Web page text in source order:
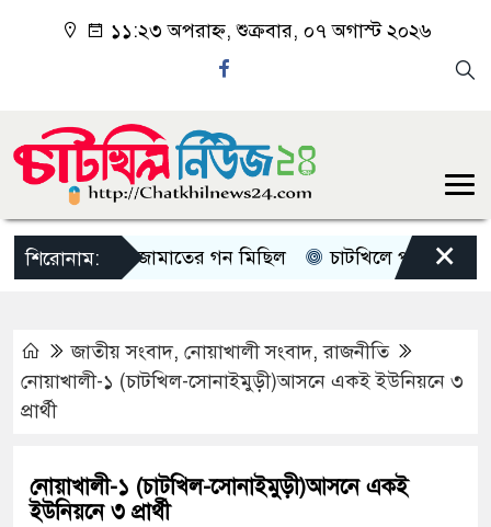
১১:২৩ অপরাহ্ন, শুক্রবার, ০৭ অগাস্ট ২০২৬
শিরোনাম:
চাটখিলে জামাতের গন মিছিল চাটখিলে পানিতে ডুবে
×
জাতীয় সংবাদ, নোয়াখালী সংবাদ,রাজনীতি
নোয়াখালী-১ (চাট‌খিল-‌সোনাইমুড়ী)আসনে একই ইউনিয়নে ৩
প্রার্থী
নোয়াখালী-১ (চাট‌খিল-‌সোনাইমুড়ী)আসনে একই
ইউনিয়নে ৩ প্রার্থী